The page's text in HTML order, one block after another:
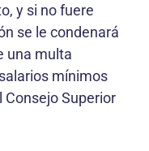
y si no fuere
se le condenará
una multa
mínimos
Superior